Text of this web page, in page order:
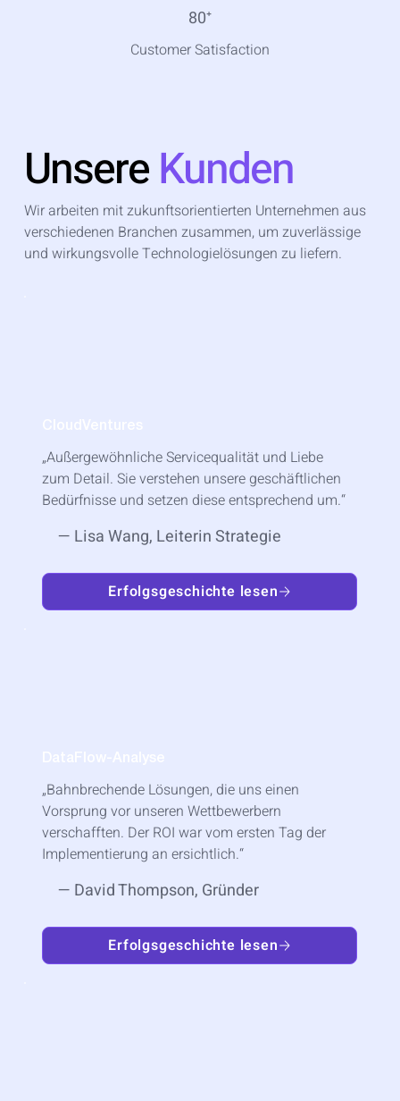
80⁺
Customer Satisfaction
UnsereKunden
Wir arbeiten mit zukunftsorientierten Unternehmen aus
verschiedenen Branchen zusammen, um zuverlässige
und wirkungsvolle Technologielösungen zu liefern.
„Außergewöhnliche Servicequalität und Liebe
zum Detail. Sie verstehen unsere geschäftlichen
Bedürfnisse und setzen diese entsprechend um.“
— Lisa Wang, Leiterin Strategie
Erfolgsgeschichte lesen
„Bahnbrechende Lösungen, die uns einen
Vorsprung vor unseren Wettbewerbern
verschafften. Der ROI war vom ersten Tag der
Implementierung an ersichtlich.“
— David Thompson, Gründer
Erfolgsgeschichte lesen